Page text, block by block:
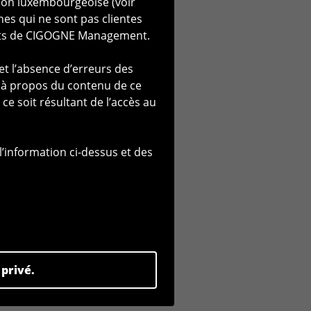
la gestion.
sa nationalité ou à son lieu
Toute personne
Toute personne qui n’est
du 10 juillet 2005 relative
modifiée du 13
2014/65/UE du
s'engage à
la mise à disposition des
qui ne sont pas clientes
CIGOGNE Management.
l’absence d’erreurs des
propos du contenu de ce
soit résultant de l’accès au
ci-dessus et des